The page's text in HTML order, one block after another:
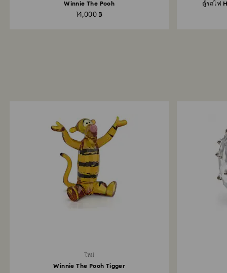
Winnie The Pooh
14,000 ฿
ตู้รถไฟ
ใหม่
Winnie The Pooh Tigger